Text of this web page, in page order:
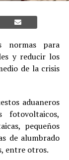
normas para
y reducir los
de la crisis
aduaneros
fotovoltaicos,
pequeños
de alumbrado
entre otros.